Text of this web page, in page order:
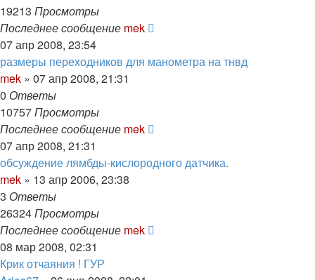
19213 Просмотры
Последнее сообщение mek
07 апр 2008, 23:54
размеры переходников для манометра на тнвд
mek » 07 апр 2008, 21:31
0 Ответы
10757Просмотры
Последнее сообщение mek
07 апр 2008, 21:31
обсуждение лямбды-кислородного датчика.
mek » 13 апр 2006, 23:38
3 Ответы
26324Просмотры
Последнее сообщение mek
08 мар 2008, 02:31
Крик отчаяния ! ГУР